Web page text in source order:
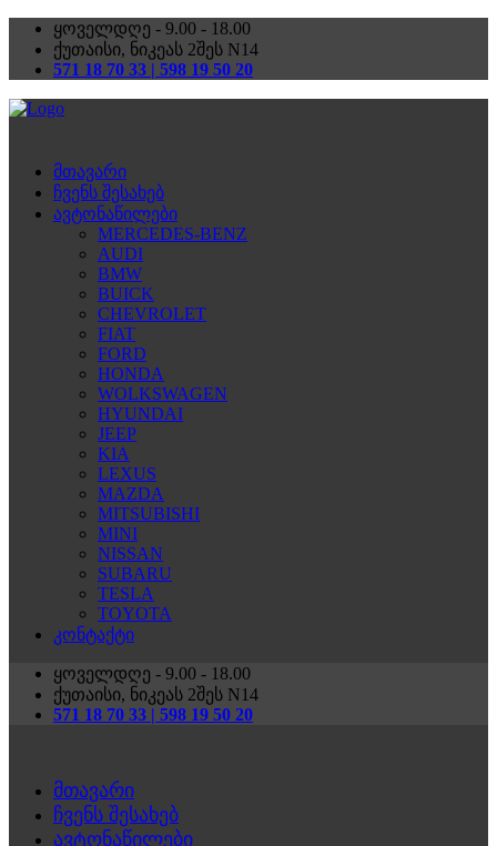
ყოველდღე - 9.00 - 18.00
ქუთაისი, ნიკეას 2შეს N14
571 18 70 33 | 598 19 50 20
მთავარი
ჩვენს შესახებ
ავტონაწილები
MERCEDES-BENZ
AUDI
BMW
BUICK
CHEVROLET
FIAT
FORD
HONDA
WOLKSWAGEN
HYUNDAI
JEEP
KIA
LEXUS
MAZDA
MITSUBISHI
MINI
NISSAN
SUBARU
TESLA
TOYOTA
კონტაქტი
ყოველდღე - 9.00 - 18.00
ქუთაისი, ნიკეას 2შეს N14
571 18 70 33 | 598 19 50 20
მთავარი
ჩვენს შესახებ
ავტონაწილები